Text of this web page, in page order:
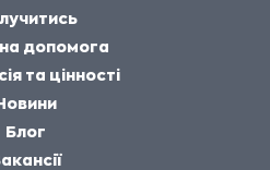
допомога
та цінності
Блог